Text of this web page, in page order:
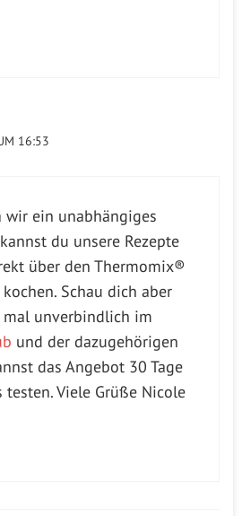
16:53
wir ein unabhängiges
du unsere Rezepte
über den Thermomix®
Schau dich aber
unverbindlich im
und der dazugehörigen
das Angebot 30 Tage
Viele Grüße Nicole